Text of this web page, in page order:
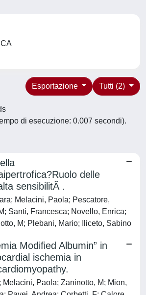
Tutti (2)
Esportazione
di esecuzione: 0.007 secondi).
delle
sensibilitÃ .
Melacini, Paola; Pescatore,
Santi, Francesca; Novello, Enrica;
M; Plebani, Mario; Iliceto, Sabino
Modified Albumin” in
ischemia in
Melacini, Paola; Zaninotto, M; Mion,